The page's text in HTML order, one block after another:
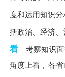
度和运用知识
括政治、经济
看 ，考察知识
角度上看，各